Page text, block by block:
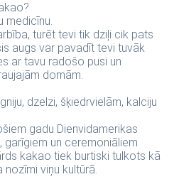
medicīnu.
turēt tevi tik dziļi cik pats
augs var pavadīt tevi tuvāk
ar tavu radošo pusi un
domām.
dzelzi, šķiedrvielām, kalciju
gadu Dienvidamerikas
garīgiem un ceremoniāliem
kakao tiek burtiski tulkots kā
nozīmi viņu kultūrā.